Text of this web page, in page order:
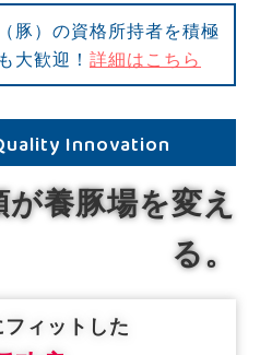
豚）の資格所持者を積極
大歓迎！ 詳細はこちら
Innovation
養豚場を変え
る。
ィットした